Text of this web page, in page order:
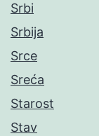
Srbi
Srbija
Srce
Sreća
Starost
Stav